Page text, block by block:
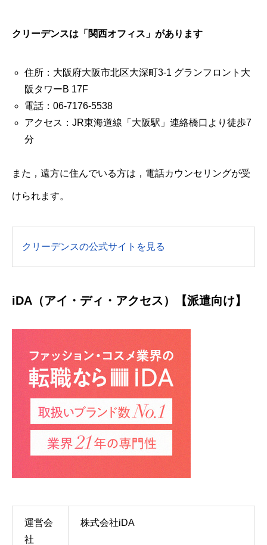
クリーデンスは「関西オフィス」があります
住所：大阪府大阪市北区大深町3-1 グランフロント大
阪タワーB 17F
電話：06-7176-5538
アクセス：JR東海道線「大阪駅」連絡橋口より徒歩7
分
また，遠方に住んでいる方は，電話カウンセリングが受
けられます。
クリーデンスの公式サイトを見る
iDA（アイ・ディ・アクセス）【派遣向け】
運営会
社
株式会社iDA